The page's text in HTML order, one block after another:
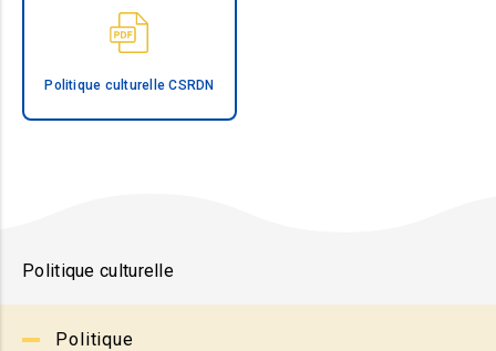
Politique culturelle
Politique
Politique culturelle CSRDN